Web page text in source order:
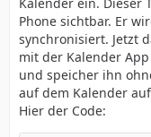
    }
Phone sichtbar. Er
synchronisiert. Jetzt
mit der Kalender
und speicher ihn
auf dem Kalender
Hier der Code: